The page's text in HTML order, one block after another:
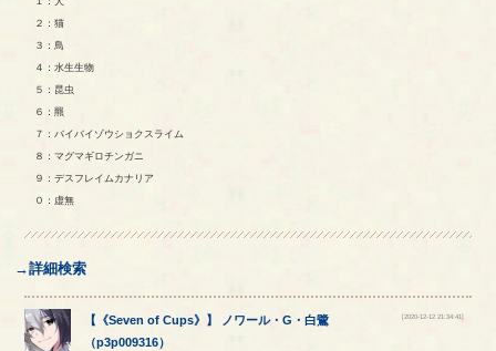
２：猫
３：鳥
４：水生生物
５：昆虫
６：羆
７：バイバイゾウショクスライム
８：マグマギロチンガニ
９：デスフレイムカナリア
０：虚無
→詳細検索
【 《Seven of Cups》 】 ノワール・G ・白鷺
（p3p009316）
[2020-12-12 21:34:41]